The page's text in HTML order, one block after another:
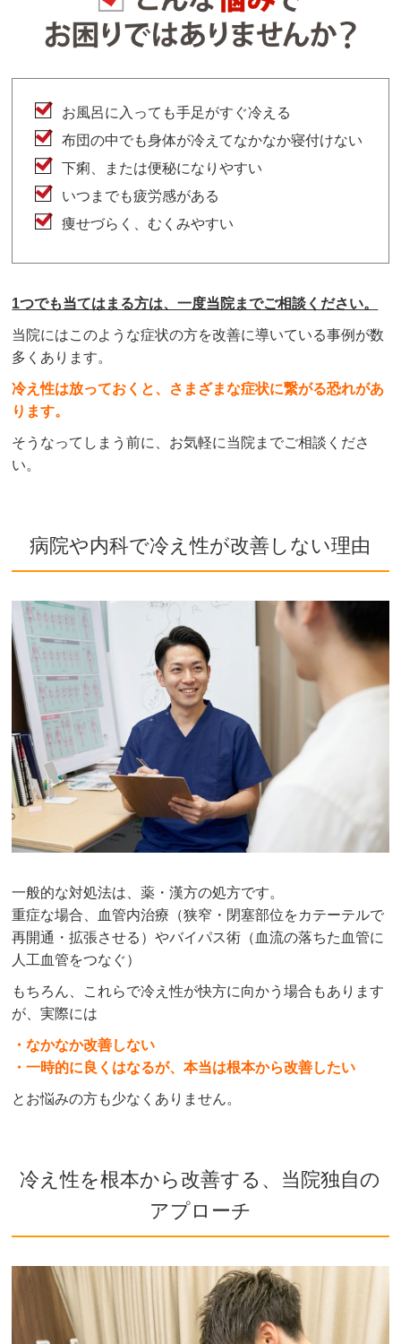
お風呂に入っても手足がすぐ冷える
布団の中でも身体が冷えてなかなか寝付けない
下痢、または便秘になりやすい
いつまでも疲労感がある
痩せづらく、むくみやすい
1つでも当てはまる方は、一度当院までご相談ください。
当院にはこのような症状の方を改善に導いている事例が数
多くあります。
冷え性は放っておくと、さまざまな症状に繋がる恐れがあ
ります。
そうなってしまう前に、お気軽に当院までご相談くださ
い。
病院や内科で冷え性が改善しない理由
一般的な対処法は、薬・漢方の処方です。
重症な場合、血管内治療（狭窄・閉塞部位をカテーテルで
再開通・拡張させる）やバイパス術（血流の落ちた血管に
人工血管をつなぐ）
もちろん、これらで冷え性が快方に向かう場合もあります
が、実際には
・なかなか改善しない
・一時的に良くはなるが、本当は根本から改善したい
とお悩みの方も少なくありません。
冷え性を根本から改善する、当院独自の
アプローチ